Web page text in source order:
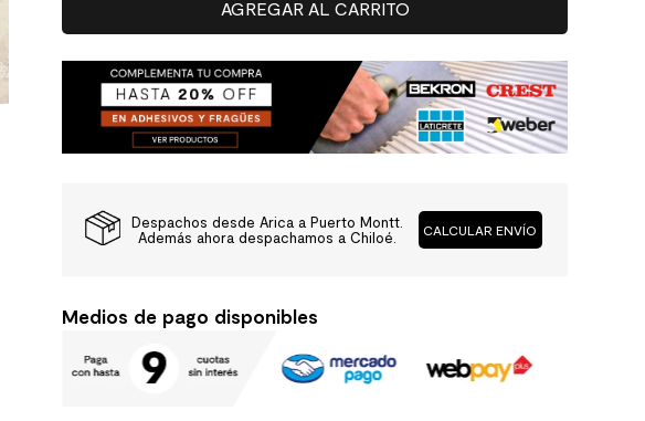
AGREGAR AL CARRITO
Despachos desde Arica a Puerto Montt.
Además ahora despachamos a Chiloé.
CALCULAR ENVÍO
Medios de pago disponibles